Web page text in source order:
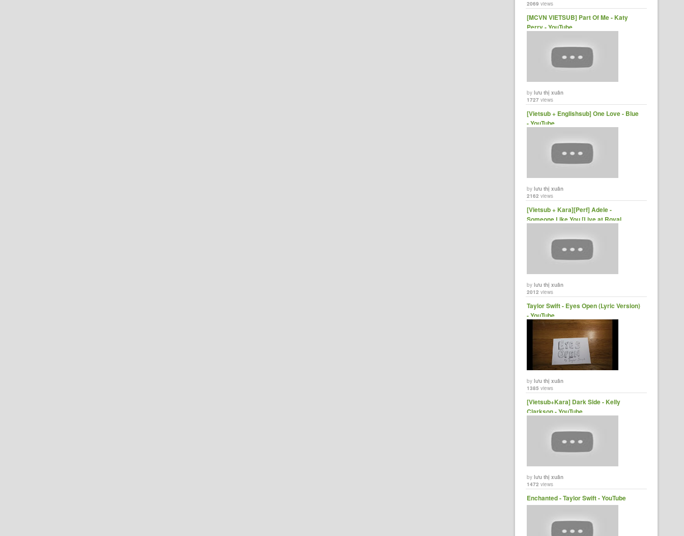
2069 views
[MCVN VIETSUB] Part Of Me - Katy
Perry - YouTube
bylưu thị xuân
1727 views
[Vietsub + Englishsub] One Love - Blue
- YouTube
bylưu thị xuân
2162 views
[Vietsub + Kara][Perf] Adele -
Someone Like You [Live at Royal
bylưu thị xuân
2012 views
Taylor Swift - Eyes Open (Lyric Version)
- YouTube
bylưu thị xuân
1385 views
[Vietsub+Kara] Dark Side - Kelly
Clarkson - YouTube
bylưu thị xuân
1472 views
Enchanted - Taylor Swift - YouTube